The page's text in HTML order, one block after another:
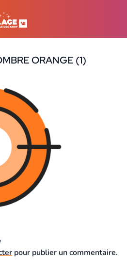
ORANGE (1)
pour publier un commentaire.